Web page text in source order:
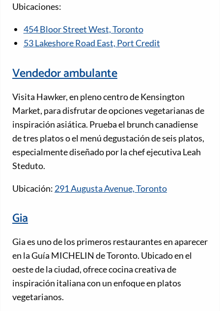
Ubicaciones:
454 Bloor Street West, Toronto
53 Lakeshore Road East, Port Credit
Vendedor ambulante
Visita Hawker, en pleno centro de Kensington
Market, para disfrutar de opciones vegetarianas de
inspiración asiática. Prueba el brunch canadiense
de tres platos o el menú degustación de seis platos,
especialmente diseñado por la chef ejecutiva Leah
Steduto.
Ubicación: 291 Augusta Avenue, Toronto
Gia
Gia es uno de los primeros restaurantes en aparecer
en la Guía MICHELIN de Toronto. Ubicado en el
oeste de la ciudad, ofrece cocina creativa de
inspiración italiana con un enfoque en platos
vegetarianos.